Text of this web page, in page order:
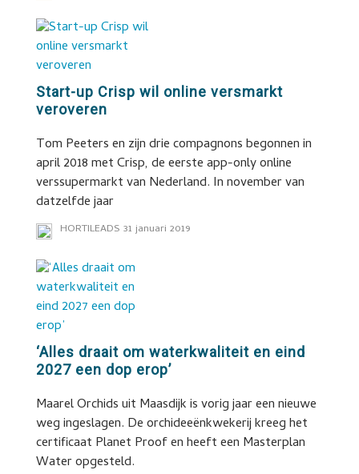
Start-up Crisp wil online versmarkt
veroveren
Tom Peeters en zijn drie compagnons begonnen in
april 2018 met Crisp, de eerste app-only online
verssupermarkt van Nederland. In november van
datzelfde jaar
HORTILEADS 31 januari 2019
‘Alles draait om waterkwaliteit en eind
2027 een dop erop’
Maarel Orchids uit Maasdijk is vorig jaar een nieuwe
weg ingeslagen. De orchideeënkwekerij kreeg het
certificaat Planet Proof en heeft een Masterplan
Water opgesteld.